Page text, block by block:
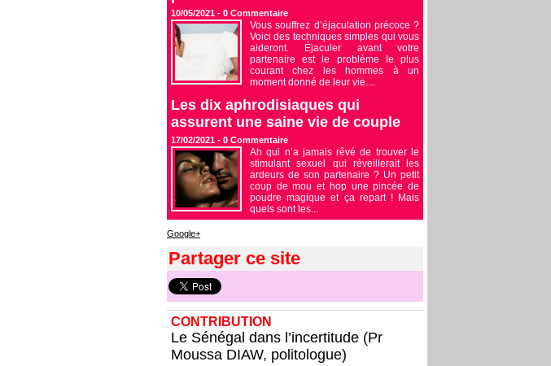
10/05/2021 - 0 Commentaire
Vous souffrez d’éjaculation précoce ?
Voici des techniques simples qui vous
aideront. Éjaculer avant votre
partenaire est le problème le plus
courant chez les hommes à un
moment donné de leur vie....
Les dix aphrodisiaques qui
assurent une saine vie de couple
17/02/2021 - 0 Commentaire
Ah qui n’a jamais rêvé de trouver le
stimulant sexuel qui réveillerait les
ardeurs de son partenaire ? Un petit
coup de mou et hop une pincée de
poudre magique et ça repart ! Mais
quels sont les...
Google+
Partager ce site
CONTRIBUTION
Le Sénégal dans l’incertitude (Pr
Moussa DIAW, politologue)